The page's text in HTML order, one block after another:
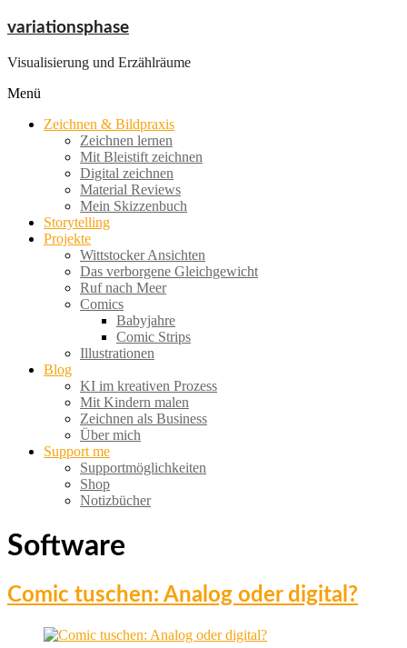
Zum
springen
variationsphase
Visualisierung und Erzählräume
Menü
Zeichnen & Bildpraxis
Zeichnen lernen
Mit Bleistift zeichnen
Digital zeichnen
Material Reviews
Mein Skizzenbuch
Storytelling
Projekte
Wittstocker Ansichten
Das verborgene Gleichgewicht
Ruf nach Meer
Comics
Babyjahre
Comic Strips
Illustrationen
Blog
KI im kreativen Prozess
Mit Kindern malen
Zeichnen als Business
Über mich
Support me
Supportmöglichkeiten
Shop
Notizbücher
Software
Comic tuschen: Analog oder digital?